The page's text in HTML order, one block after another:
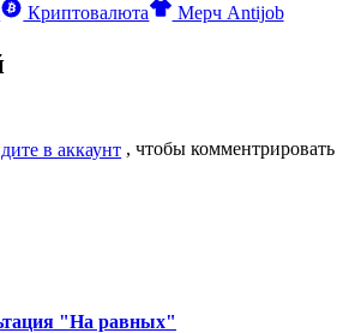
Криптовалюта Мерч Antijob
в аккаунт , чтобы комментрировать
"На равных"